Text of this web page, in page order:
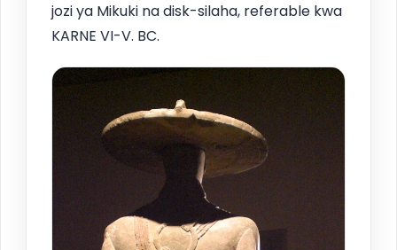
jozi ya Mikuki na disk-silaha, referable kwa
KARNE VI-V. BC.